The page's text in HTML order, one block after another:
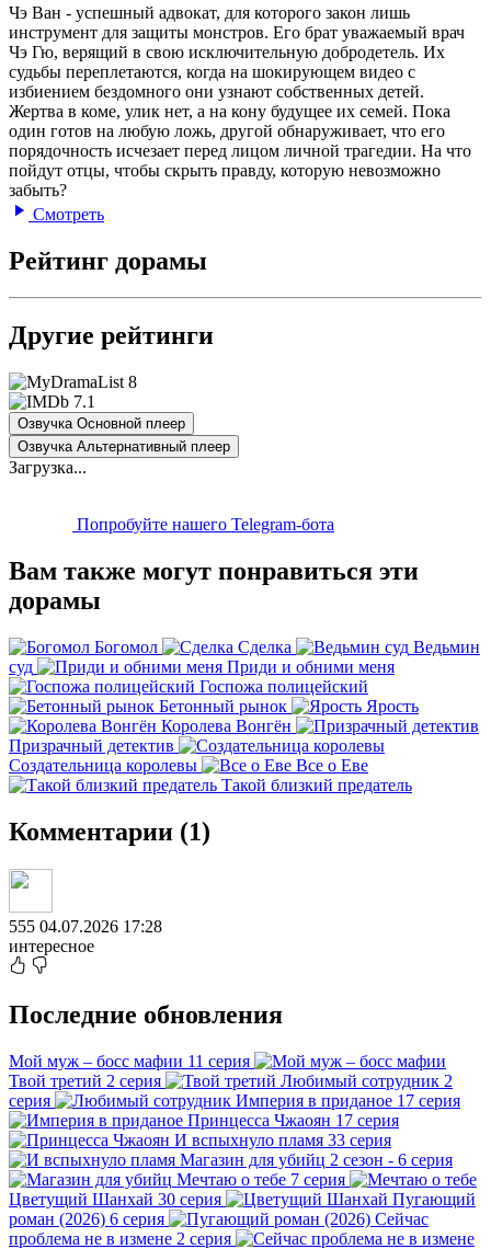
Чэ Ван - успешный адвокат, для которого закон лишь
инструмент для защиты монстров. Его брат уважаемый врач
Чэ Гю, верящий в свою исключительную добродетель. Их
судьбы переплетаются, когда на шокирующем видео с
избиением бездомного они узнают собственных детей.
Жертва в коме, улик нет, а на кону будущее их семей. Пока
один готов на любую ложь, другой обнаруживает, что его
порядочность исчезает перед лицом личной трагедии. На что
пойдут отцы, чтобы скрыть правду, которую невозможно
забыть?
Смотреть
Рейтинг дорамы
Другие рейтинги
8
7.1
Озвучка Основной плеер
Озвучка Альтернативный плеер
Загрузка...
Попробуйте нашего Telegram-бота
Вам также могут понравиться эти
дорамы
Богомол Сделка
Ведьмин
суд
Приди и обними меня
Госпожа полицейский
Бетонный рынок
Ярость
Королева Вонгён
Призрачный детектив
Создательница королевы
Все о Еве
Такой близкий предатель
Комментарии (1)
555 04.07.2026 17:28
интересное
Последние обновления
Мой муж – босс мафии 11 серия
Твой третий 2 серия Любимый сотрудник 2
серия
Империя в приданое 17 серия
Принцесса Чжаоян 17 серия
И вспыхнуло пламя 33 серия
Магазин для убийц 2 сезон - 6 серия
Мечтаю о тебе 7 серия
Цветущий Шанхай 30 серия
Пугающий
роман (2026) 6 серия
Сейчас
проблема не в измене 2 серия